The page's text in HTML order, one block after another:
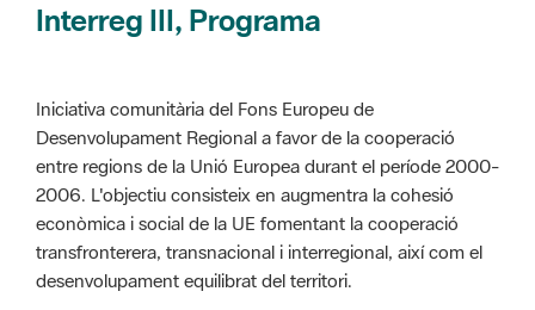
Interreg III, Programa
Iniciativa comunitària del Fons Europeu de
Desenvolupament Regional a favor de la cooperació
entre regions de la Unió Europea durant el període 2000-
2006. L'objectiu consisteix en augmentra la cohesió
econòmica i social de la UE fomentant la cooperació
transfronterera, transnacional i interregional, així com el
desenvolupament equilibrat del territori.